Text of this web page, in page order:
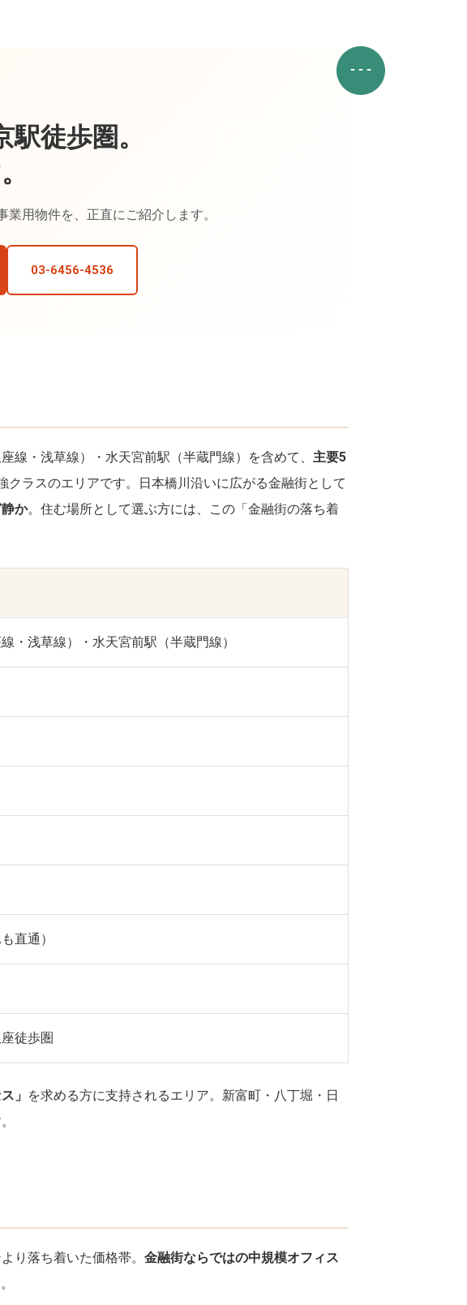
徒歩圏。
用物件を、正直にご紹介します。
03-6456-4536
線・浅草線）・水天宮前駅（半蔵門線）を含めて、 主要5
クラスのエリアです。日本橋川沿いに広がる金融街として
か。住む場所として選ぶ方には、この「金融街の落ち着
・浅草線）・水天宮前駅（半蔵門線）
直通）
徒歩圏
」 を求める方に支持されるエリア。新富町・八丁堀・日
り落ち着いた価格帯。 金融街ならではの中規模オフィス